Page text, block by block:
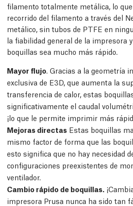
filamento totalmente metálica, lo
recorrido del filamento a través del
metálico, sin tubos de PTFE en
la fiabilidad general de la impresora
boquillas sea mucho más rápido.
Mayor flujo. Gracias a la geometría
exclusiva de E3D, que aumenta la
transferencia de calor, estas
significativamente el caudal
¡lo que le permite imprimir más
Mejoras directas Estas boquillas
mismo factor de forma que las
esto significa que no hay necesidad
configuraciones preexistentes de
ventilador.
Cambio rápido de boquillas.
impresora Prusa nunca ha sido tan